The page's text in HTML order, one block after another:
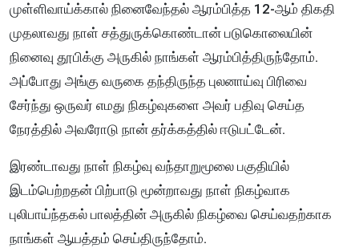
முள்ளிவாய்க்கால் நினைவேந்தல் ஆரம்பித்த 12-ஆம் திகதி
முதலாவது நாள் சத்துருக்கொண்டான் படுகொலையின்
நினைவு தூபிக்கு அருகில் நாங்கள் ஆரம்பித்திருந்தோம்.
அப்போது அங்கு வருகை தந்திருந்த புலனாய்வு பிரிவை
சேர்ந்து ஒருவர் எமது நிகழ்வுகளை அவர் பதிவு செய்த
நேரத்தில் அவரோடு நான் தர்க்கத்தில் ஈடுபட்டேன்.
இரண்டாவது நாள் நிகழ்வு வந்தாறுமூலை பகுதியில்
இடம்பெற்றதன் பிற்பாடு மூன்றாவது நாள் நிகழ்வாக
புலிபாய்ந்தகல் பாலத்தின் அருகில் நிகழ்வை செய்வதற்காக
நாங்கள் ஆயத்தம் செய்திருந்தோம்.